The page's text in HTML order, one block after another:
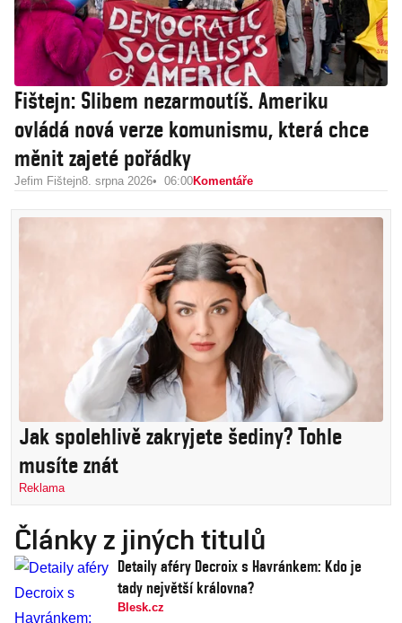
Fištejn: Slibem nezarmoutíš. Ameriku
ovládá nová verze komunismu, která chce
měnit zajeté pořádky
Jefim Fištejn8. srpna 2026 06:00Komentáře
Jak spolehlivě zakryjete šediny? Tohle
musíte znát
Reklama
Články z jiných titulů
Detaily aféry Decroix s Havránkem: Kdo je
tady největší královna?
Blesk.cz